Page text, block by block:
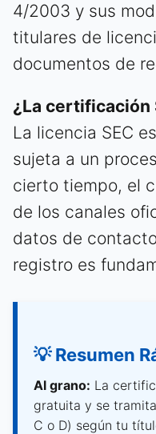
4/2003 y sus
titulares de
documentos de
¿La certificación
La licencia SEC
sujeta a un
cierto tiempo, el
de los canales
datos de
registro es
💡 Resumen
Al grano: La
gratuita y se
C o D) según tu